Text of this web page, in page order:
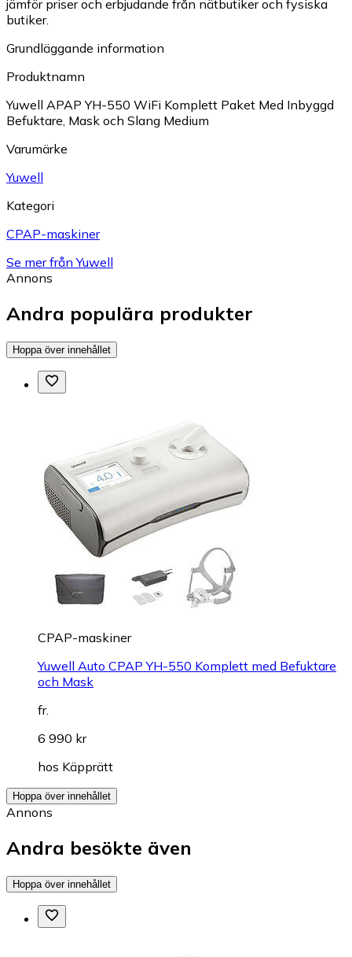
jämför priser och erbjudande från nätbutiker och fysiska
butiker.
Grundläggande information
Produktnamn
Yuwell APAP YH-550 WiFi Komplett Paket Med Inbyggd
Befuktare, Mask och Slang Medium
Varumärke
Yuwell
Kategori
CPAP-maskiner
Se mer från Yuwell
Annons
Andra populära produkter
Hoppa över innehållet
CPAP-maskiner
Yuwell Auto CPAP YH-550 Komplett med Befuktare
och Mask
fr.
6 990 kr
hos Käpprätt
Hoppa över innehållet
Annons
Andra besökte även
Hoppa över innehållet